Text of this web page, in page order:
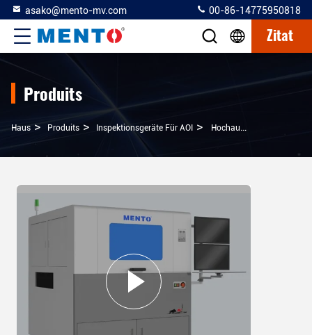
asako@mento-mv.com 00-86-14775950818
Zitat
Produits
Haus > Produits > Inspektionsgeräte Für AOI > Hochauflösende AOI-Inspektionsgeräte Präzisionsmaschine